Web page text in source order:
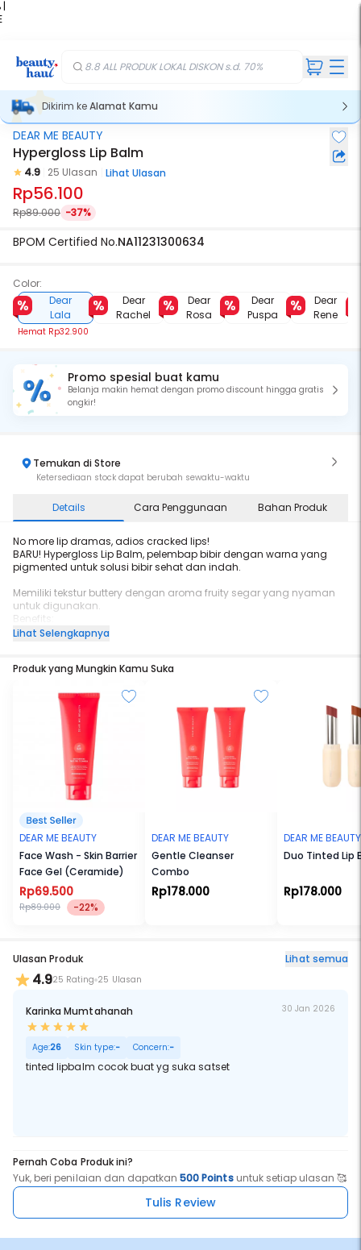
|
8.8 ALL PRODUK LOKAL DISKON s.d. 70%
Dikirim keAlamat Kamu
DEAR ME BEAUTY
Hypergloss Lip Balm
4.9 25 Ulasan Lihat Ulasan
Rp56.100
Rp89.000 -37%
BPOM Certified No.NA11231300634
Color:
Dear
Lala
Hemat Rp32.900
Dear
Rachel
Dear
Rosa
Dear
Puspa
Dear
Rene
Promo spesial buat kamu
Belanja makin hemat dengan promo discount hingga gratis
ongkir!
Temukan di Store
Ketersediaan stock dapat berubah sewaktu-waktu
Details Cara Penggunaan Bahan Produk
No more lip dramas, adios cracked lips!
BARU! Hypergloss Lip Balm, pelembap bibir dengan warna yang
pigmented untuk solusi bibir sehat dan indah.
Memiliki tekstur buttery dengan aroma fruity segar yang nyaman
untuk digunakan.
Benefits:
✨Glass look & instant plumping
shine look
Lihat Selengkapnya
Produk yang Mungkin Kamu Suka
DEAR ME BEAUTY
Face Wash - Skin Barrier
Face Gel (Ceramide)
Rp69.500
Rp89.000 -22%
DEAR ME BEAUTY
Gentle Cleanser
Combo
Rp178.000
DEAR ME BEAUTY
Duo Tinted Lip
Rp178.000
Ulasan Produk Lihat semua
4.925 Rating 25 Ulasan
Karinka Mumtahanah 30 Jan 2026
Age:26 Skin type:- Concern:-
tinted lipbalm cocok buat yg suka satset
Pernah Coba Produk ini?
Yuk, beri penilaian dan dapatkan500 Pointsuntuk setiap ulasan 🥰
Tulis Review